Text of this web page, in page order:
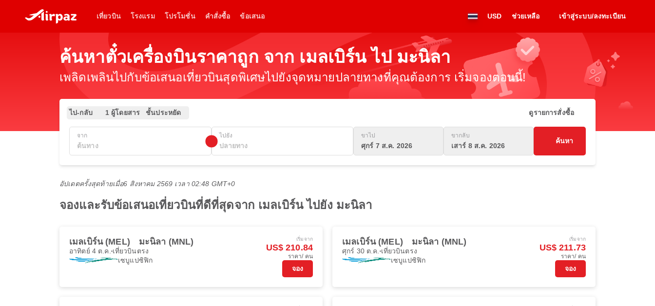
เที่ยวบิน โรงแรม โปรโมชั่น คำสั่งซื้อ ข้อเสนอ USD ช่วยเหลือ เข้าสู่ระบบ/ลงทะเบียน
ค้นหาตั๋วเครื่องบินราคาถูก จาก เมลเบิร์น ไป มะนิลา
เพลิดเพลินไปกับข้อเสนอเที่ยวบินสุดพิเศษไปยังจุดหมายปลายทางที่คุณต้องการ เริ่มจองตอนนี้!
ไป-กลับ 1 ผู้โดยสาร ชั้นประหยัด ดูรายการสั่งซื้อ
จาก ไปยัง ขาไป
ศุกร์ 7 ส.ค. 2026
ขากลับ
เสาร์ 8 ส.ค. 2026
ค้นหา
อัปเดตครั้งสุดท้ายเมื่อ6 สิงหาคม 2569 เวลา 02:48 GMT+0
จองและรับข้อเสนอเที่ยวบินที่ดีที่สุดจาก เมลเบิร์น ไปยัง มะนิลา
เมลเบิร์น (MEL) มะนิลา (MNL)
อาทิตย์ 4 ต.ค. เที่ยวบินตรง
เซบูแปซิฟิก
เริ่มจาก
US$ 210.84
ราคา/ คน
จอง
เมลเบิร์น (MEL) มะนิลา (MNL)
ศุกร์ 30 ต.ค. เที่ยวบินตรง
เซบูแปซิฟิก
เริ่มจาก
US$ 211.73
ราคา/ คน
จอง